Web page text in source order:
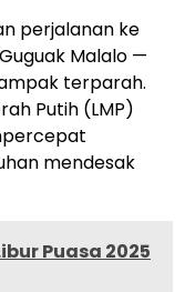
perjalanan ke
Malalo —
terparah.
Putih (LMP)
mendesak
Puasa 2025